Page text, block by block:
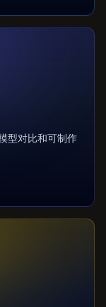
型对比和可制作